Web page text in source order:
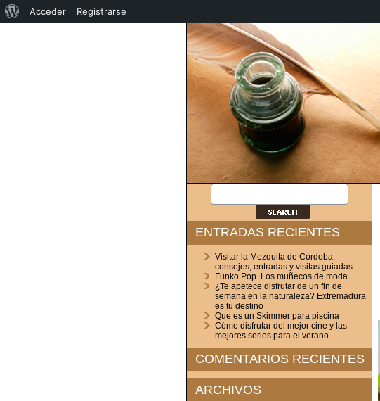
ENTRADAS RECIENTES
Visitar la Mezquita de Córdoba:
consejos, entradas y visitas guiadas
Funko Pop. Los muñecos de moda
¿Te apetece disfrutar de un fin de
semana en la naturaleza? Extremadura
es tu destino
Que es un Skimmer para piscina
Cómo disfrutar del mejor cine y las
mejores series para el verano
COMENTARIOS RECIENTES
ARCHIVOS
Acerca
Acceder Registrarse